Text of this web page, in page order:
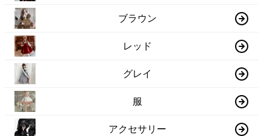
ブラウン
レッド
グレイ
服
アクセサリー